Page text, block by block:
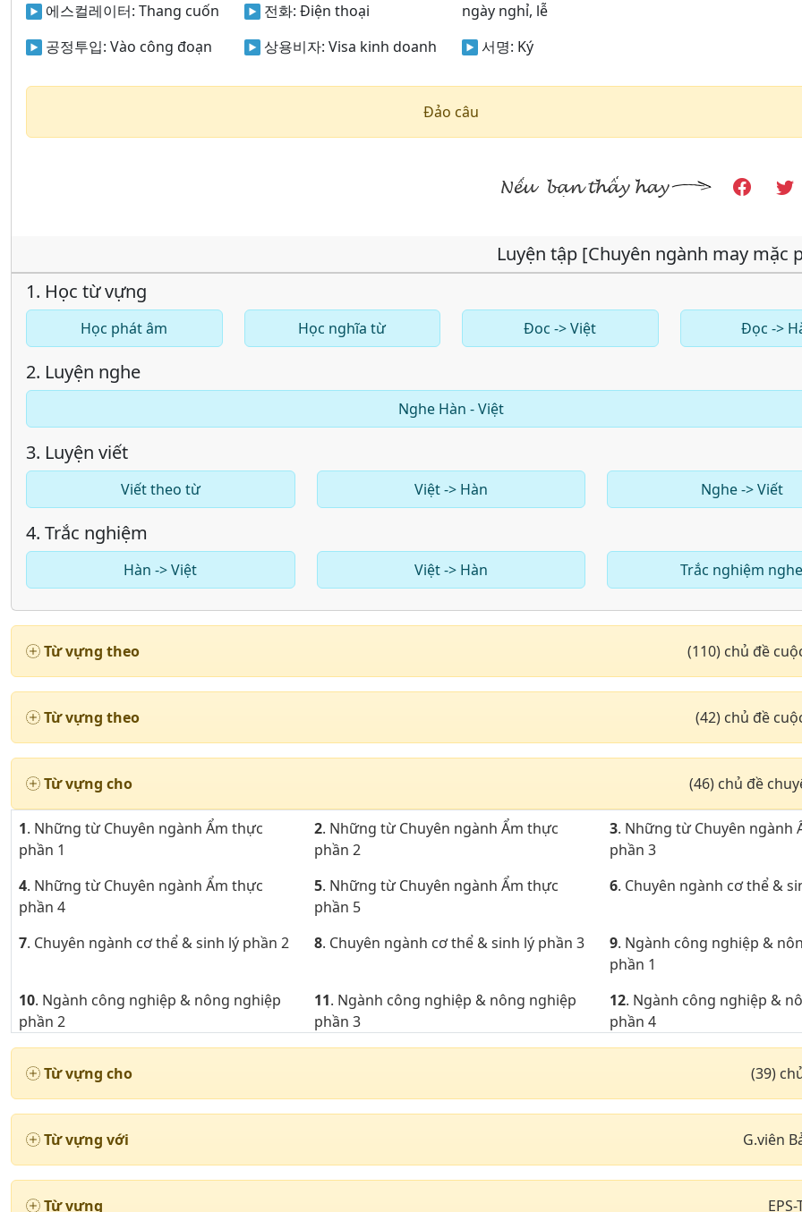
에스컬레이터: Thang cuốn
공정투입: Vào công đoạn
전화: Điện thoại
상용비자: Visa kinh doanh
ngày nghỉ, lễ
서명: Ký
Đảo câu
Luyện tập [Chuyên ngành may mặc
1. Học từ vựng
Học phát âm Học nghĩa từ Đoc -> Việt Đọc ->
2. Luyện nghe
Nghe Hàn - Việt
3. Luyện viết
Viết theo từ Việt -> Hàn Nghe -> Viết
4. Trắc nghiệm
Hàn -> Việt Việt -> Hàn Trắc nghiệm nghe
Từ vựng theo (110) chủ đề
Từ vựng theo (42) chủ đề
Từ vựng cho (46) chủ đề
1. Những từ Chuyên ngành Ẩm thực
phần 1
2. Những từ Chuyên ngành Ẩm thực
phần 2
3. Những từ Chuyên ngành
phần 3
4. Những từ Chuyên ngành Ẩm thực
phần 4
5. Những từ Chuyên ngành Ẩm thực
phần 5
6. Chuyên ngành cơ thể &
7. Chuyên ngành cơ thể & sinh lý phần 2 8. Chuyên ngành cơ thể & sinh lý phần 3 9. Ngành công nghiệp &
phần 1
10. Ngành công nghiệp & nông nghiệp
phần 2
11. Ngành công nghiệp & nông nghiệp
phần 3
12. Ngành công nghiệp &
phần 4
19. Chuyên ngành may mặc phần 3
. Chuyên ngành may mặc
22. Chuyên ngành may mặc phần 6 23. Chuyên ngành may mặc phần 7 24. Chuyên ngành may mặc
25. Chuyên ngành may mặc phần 9 . Chuyên ngành may
Từ vựng cho (39)
Từ vựng với G.viên
Từ vựng